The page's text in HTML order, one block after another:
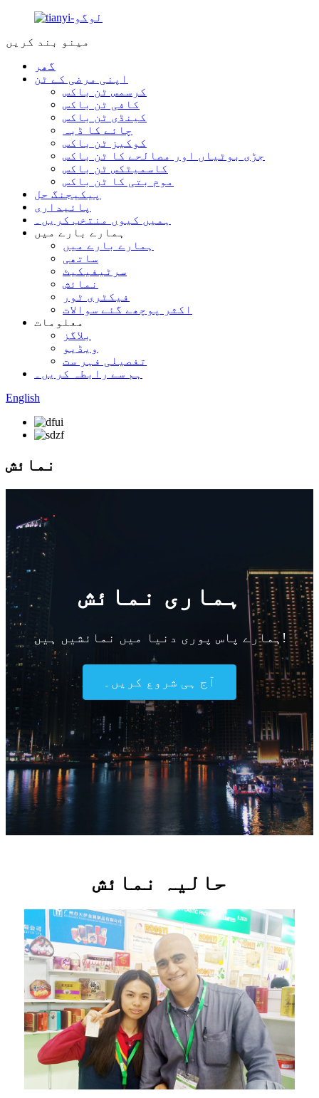
مینو
بند کریں
گھر
اپنی مرضی کے ٹن
کرسمس ٹن باکس
کافی ٹن باکس
کینڈی ٹن باکس
چائے کا ڈبہ
کوکیز ٹن باکس
جڑی بوٹیاں اور مصالحے کا ٹن باکس
کاسمیٹکس ٹن باکس
موم بتی کا ٹن باکس
پیکیجنگ حل
پائیداری
ہمیں کیوں منتخب کریں۔
ہمارے بارے میں
ہمارے بارے میں
ساتھی
سرٹیفیکیٹ
نمائش
فیکٹری ٹور
اکثر پوچھے گئے سوالات
معلومات
بلاگز
ویڈیو
تفصیلی فہر ست
ہم سے رابطہ کریں۔
English
نمائش
ہماری نمائش
ہمارے پاس پوری دنیا میں نمائشیں ہیں!
آج ہی شروع کریں۔
حالیہ نمائش